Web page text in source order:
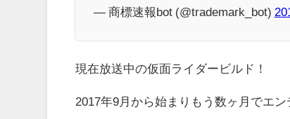
— 商標速報bot (@trademark_bot)
現在放送中の仮面ライダービルド！
2017年9月から始まりもう数ヶ月でエン